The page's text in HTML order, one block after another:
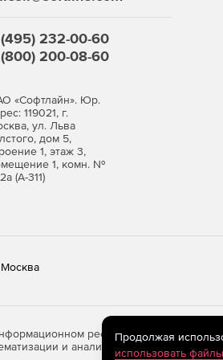
232-00-60
200-08-60
«Софтлайн». Юр.
119021, г.
ул. Льва
дом 5,
1, этаж 3,
1, комн. №
(А-311)
Москва
ресурсе store.softline.ru
и анализа сведений,
Продолжая
использовать